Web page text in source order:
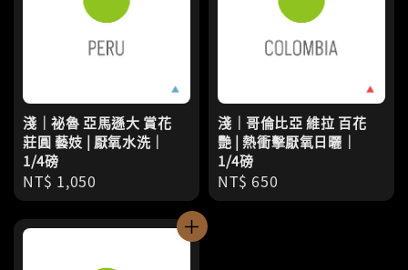
淺｜祕魯 亞馬遜大 賞花
莊圓 藝妓 | 厭氧水洗｜
1/4磅
Regular
price
NT$ 1,050
淺｜哥倫比亞 維拉 百花
艷 | 熱衝擊厭氧日曬｜
1/4磅
Regular
price
NT$ 650